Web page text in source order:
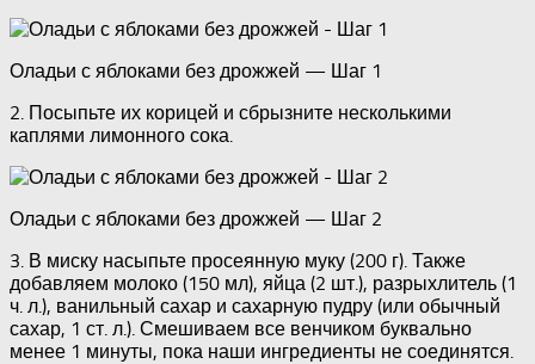
Оладьи с яблоками без дрожжей — Шаг 1
2. Посыпьте их корицей и сбрызните несколькими
каплями лимонного сока.
Оладьи с яблоками без дрожжей — Шаг 2
3. В миску насыпьте просеянную муку (200 г). Также
добавляем молоко (150 мл), яйца (2 шт.), разрыхлитель (1
ч. л.), ванильный сахар и сахарную пудру (или обычный
сахар, 1 ст. л.). Смешиваем все венчиком буквально
менее 1 минуты, пока наши ингредиенты не соединятся.